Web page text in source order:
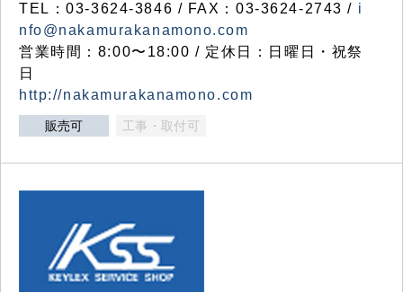
TEL：03-3624-3846 / FAX：03-3624-2743 / i
nfo@nakamurakanamono.com
営業時間：8:00〜18:00 / 定休日：日曜日・祝祭
日
http://nakamurakanamono.com
販売可 工事・取付可